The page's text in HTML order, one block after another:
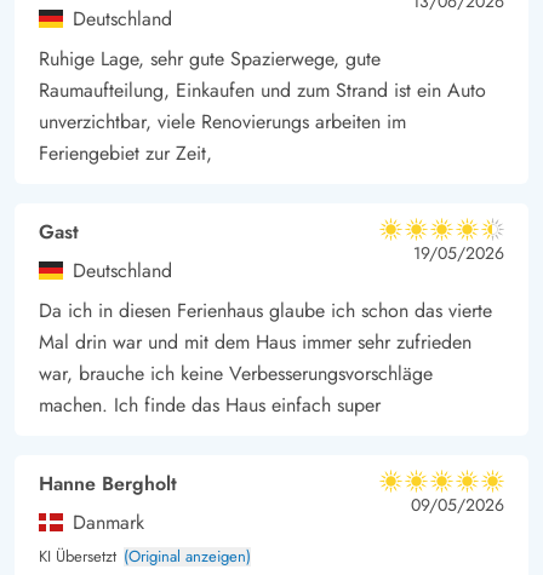
Im Außenbereich des Ferienhauses im Risbjergvej 50 findet ihr
ein Fußballturnier unter den Mitreisenden. Für die Kleinsten der
Familie findet ihr im Garten sowohl einen Sandkasten als auch
eine Schaukel. Des Weiteren verfügt das Haus über eine
Deutschland
Ruhige Lage, sehr gute Spazierwege, gute
Raumaufteilung, Einkaufen und zum Strand ist ein Auto
unverzichtbar, viele Renovierungs arbeiten im
Feriengebiet zur Zeit,
Gast
Deutschland
4.5 von 5
4.5 von 5
4.5 out of 5
19/05/2026
Da ich in diesen Ferienhaus glaube ich schon das vierte
Mal drin war und mit dem Haus immer sehr zufrieden
war, brauche ich keine Verbesserungsvorschläge
machen. Ich finde das Haus einfach super
Hanne Bergholt
Danmark
KI Übersetzt (Original anzeigen)
5 von 5
5 von 5
5 out of 5
09/05/2026